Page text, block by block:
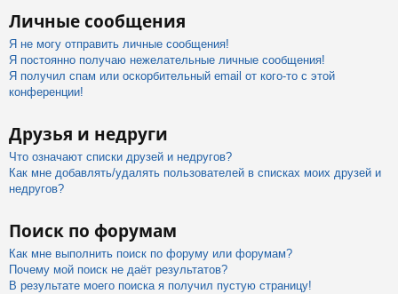
Личные сообщения
Я не могу отправить личные сообщения!
Я постоянно получаю нежелательные личные сообщения!
Я получил спам или оскорбительный email от кого-то с этой
конференции!
Друзья и недруги
Что означают списки друзей и недругов?
Как мне добавлять/удалять пользователей в списках моих друзей и
недругов?
Поиск по форумам
Как мне выполнить поиск по форуму или форумам?
Почему мой поиск не даёт результатов?
В результате моего поиска я получил пустую страницу!